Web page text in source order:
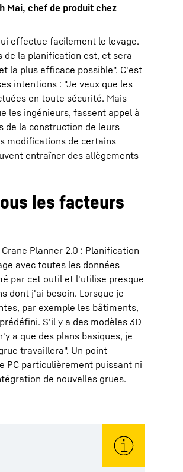
Mai, chef de produit chez
effectue facilement le levage.
de la planification est, et sera
la plus efficace possible". C'est
intentions : "Je veux que les
en toute sécurité. Mais
les ingénieurs, fassent appel à
de la construction de leurs
modifications de certains
entraîner des allègements
les facteurs
Planner 2.0 : Planification
avec toutes les données
par cet outil et l'utilise presque
dont j'ai besoin. Lorsque je
par exemple les bâtiments,
S'il y a des modèles 3D
a que des plans basiques, je
travaillera". Un point
PC particulièrement puissant ni
de nouvelles grues.